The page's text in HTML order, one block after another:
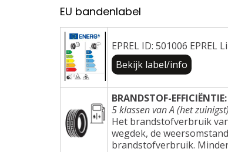
EU bandenlabel
EPREL ID: 501006
Bekijk label/info
BRANDSTOF-
5 klassen van A (het
Het brandstofverbruik
wegdek, de
brandstofverbruik.